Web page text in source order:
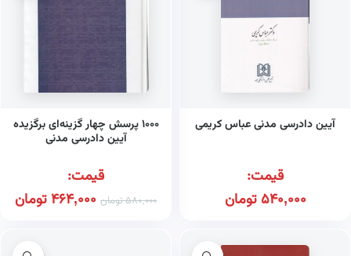
آیین دادرسی مدنی عباس کریمی
قیمت:
540,000 تومان
۱۰۰۰ پرسش چهار گزینه‌ای برگزیده
آیین دادرسی مدنی
قیمت:
580,000تومان 464,000تومان